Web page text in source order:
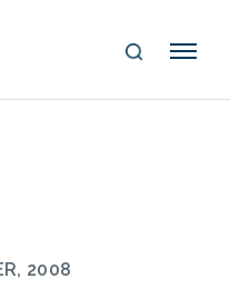
S
Me
2008